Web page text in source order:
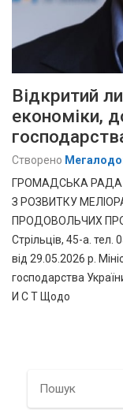
Відкритий
економіки,
Створено
ГРОМАДСЬКА РАДА
З РОЗВИТКУ
ПРОДОВОЛЬЧИХ
Стрільців, 45-а.
від 29.05.2026 р.
господарства
И С Т Щодо